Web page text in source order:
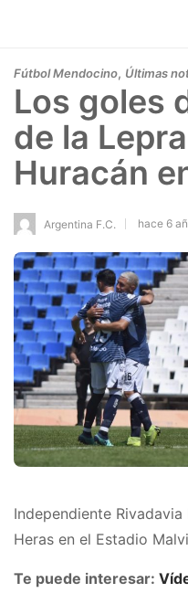
Fútbol Mendocino, Últimas
Los goles
de la
Huracán
Argentina F.C. hace 6
Independiente
Heras en el Estadio
Te puede interesar: